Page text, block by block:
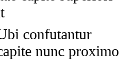
confutantur
nunc proximo